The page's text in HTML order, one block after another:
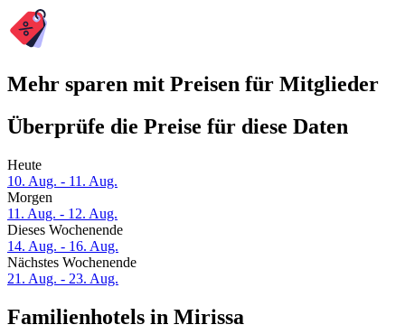
Mehr sparen mit Preisen für Mitglieder
Überprüfe die Preise für diese Daten
Heute
10. Aug. - 11. Aug.
Morgen
11. Aug. - 12. Aug.
Dieses Wochenende
14. Aug. - 16. Aug.
Nächstes Wochenende
21. Aug. - 23. Aug.
Familienhotels in Mirissa